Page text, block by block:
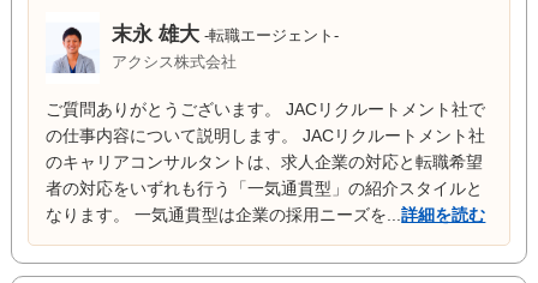
末永 雄大 -転職エージェント-
アクシス株式会社
ご質問ありがとうございます。 JACリクルートメント社で
の仕事内容について説明します。 JACリクルートメント社
のキャリアコンサルタントは、求人企業の対応と転職希望
者の対応をいずれも行う「一気通貫型」の紹介スタイルと
なります。 一気通貫型は企業の採用ニーズを...詳細を読む